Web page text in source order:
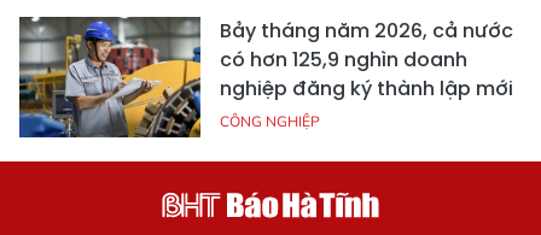
Bảy tháng năm 2026, cả nước
có hơn 125,9 nghìn doanh
nghiệp đăng ký thành lập mới
CÔNG NGHIỆP